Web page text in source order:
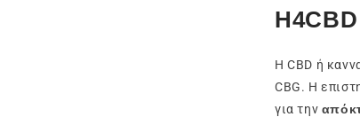
Η CBD ή
CBG. Η
για την